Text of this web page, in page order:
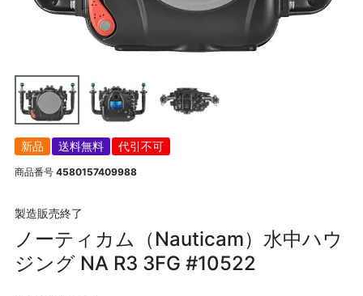
新品 送料無料 代引不可
商品番号 4580157409988
製造販売終了
ノーティカム（Nauticam）水中ハウ
ジング NA R3 3FG #10522